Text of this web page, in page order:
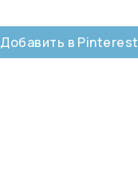
Добавить в Pinterest